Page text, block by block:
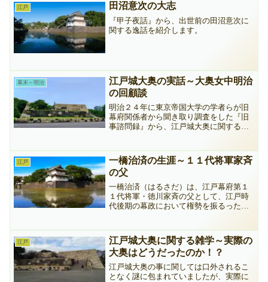
江戸 田沼意次の大志
『甲子夜話』から、出世前の田沼意次に
関する逸話を紹介します。
幕末～明治
江戸城大奥の実話～大奥女中明治
の回顧談
明治２４年に東京帝国大学の学者らが旧
幕府関係者から聞き取り調査をした『旧
事諮問録』から、江戸城大奥に関する話
江戸
一橋治済の生涯～１１代将軍家斉
の父
一橋治済（はるさだ）は、江戸幕府第１
１代将軍・徳川家斉の父として、江戸時
代後期の幕政において権勢を振るった人
んが治済を演じています。 ここでは、
治済の生涯と田沼家との関...
江戸
江戸城大奥に関する雑学～実際の
大奥はどうだったのか！？
江戸城大奥の事に関しては口外されるこ
となく謎に包まれていましたが、実際に